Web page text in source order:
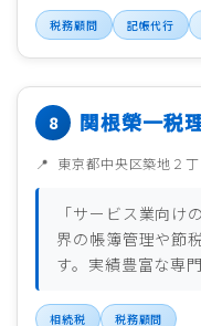
税務顧問 記帳代行
関根榮一税
東京都中央区築地２
「サービス業向け
界の帳簿管理や節
す。実績豊富な専
相続税 税務顧問